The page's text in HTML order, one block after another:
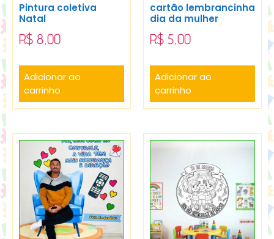
Pintura coletiva
Natal
R$ 8,00
Adicionar ao
carrinho
cartão lembrancinha
dia da mulher
R$ 5,00
Adicionar ao
carrinho